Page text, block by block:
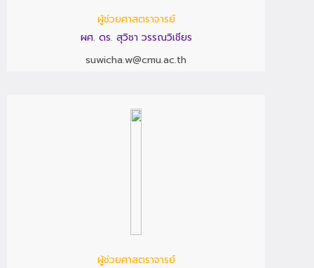
ผู้ช่วยศาสตราจารย์
ผศ. ดร. สุวิชา วรรณวิเชียร
suwicha.w@cmu.ac.th
ผู้ช่วยศาสตราจารย์